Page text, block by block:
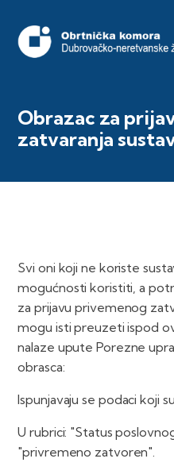
Obrazac za
zatvaranja
Svi oni koji ne koriste
mogućnosti koristiti, a
za prijavu privemenog
mogu isti preuzeti ispod
nalaze upute Porezne
obrasca:
Ispunjavaju se podaci koji
U rubrici: "Status
"privremeno zatvoren".